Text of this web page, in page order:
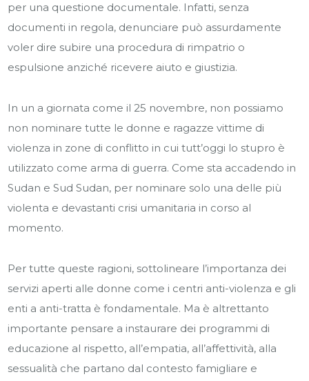
per una questione documentale. Infatti, senza
documenti in regola, denunciare può assurdamente
voler dire subire una procedura di rimpatrio o
espulsione anziché ricevere aiuto e giustizia.
In un a giornata come il 25 novembre, non possiamo
non nominare tutte le donne e ragazze vittime di
violenza in zone di conflitto in cui tutt’oggi lo stupro è
utilizzato come arma di guerra. Come sta accadendo in
Sudan e Sud Sudan, per nominare solo una delle più
violenta e devastanti crisi umanitaria in corso al
momento.
Per tutte queste ragioni, sottolineare l’importanza dei
servizi aperti alle donne come i centri anti-violenza e gli
enti a anti-tratta è fondamentale. Ma è altrettanto
importante pensare a instaurare dei programmi di
educazione al rispetto, all’empatia, all’affettività, alla
sessualità che partano dal contesto famigliare e